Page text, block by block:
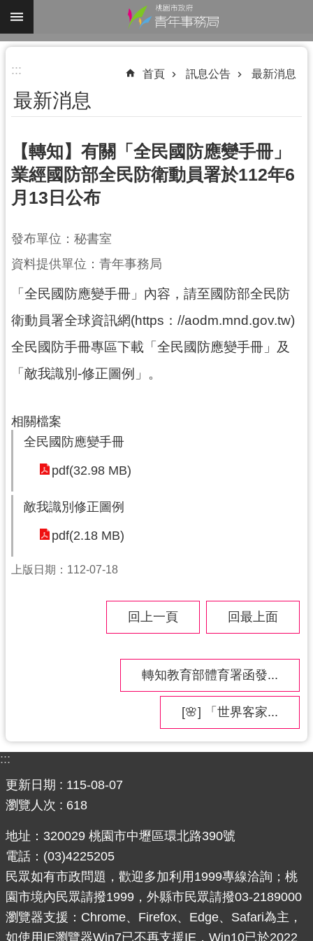
跳到主要內容區塊
進
搜
尋
認
識
們
業
資
訊
訊
息
公
便
桃
基
府
訊
公
回
首
頁
網
站
::: 首頁 訊息公告 最新消息
最新消息
【轉知】有關「全民國防應變手冊」
業經國防部全民防衛動員署於112年6
月13日公布
發布單位：秘書室
資料提供單位：青年事務局
「全民國防應變手冊」內容，請至國防部全民防
衛動員署全球資訊網(https：//aodm.mnd.gov.tw)
全民國防手冊專區下載「全民國防應變手冊」及
「敵我識別-修正圖例」。
相關檔案
全民國防應變手冊
pdf(32.98 MB)
敵我識別修正圖例
pdf(2.18 MB)
上版日期：112-07-18
回上一頁 回最上面
轉知教育部體育署函發...
[🌸] 「世界客家...
:::
更新日期
115-08-07
瀏覽人次
618
地址：320029 桃園市中壢區環北路390號
電話：(03)4225205
民眾如有市政問題，歡迎多加利用1999專線洽詢；桃
園市境內民眾請撥1999，外縣市民眾請撥03-2189000
瀏覽器支援：Chrome、Firefox、Edge、Safari為主，
如使用IE瀏覽器Win7已不再支援IE，Win10已於2022